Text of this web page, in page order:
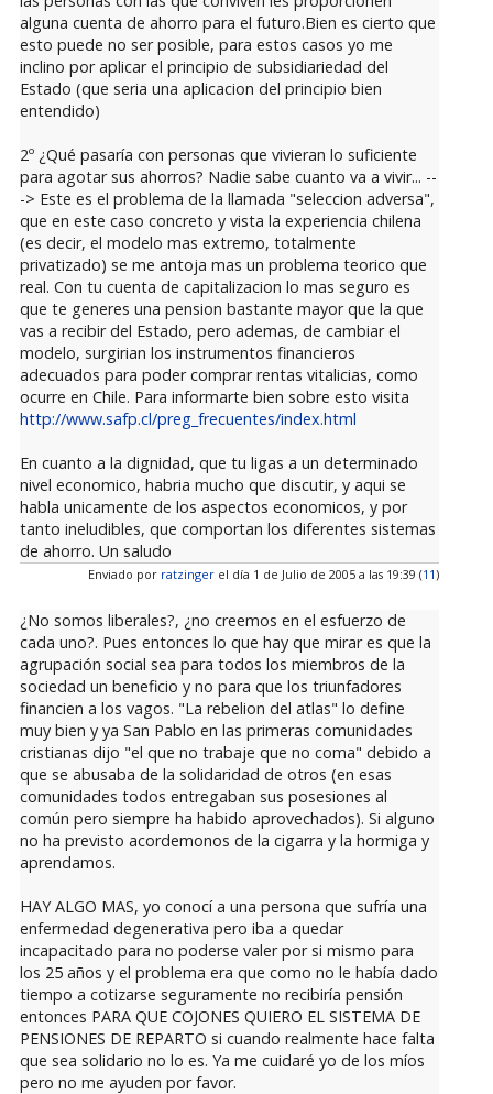
alguna cuenta de ahorro para el futuro.Bien es cierto que
esto puede no ser posible, para estos casos yo me
inclino por aplicar el principio de subsidiariedad del
Estado (que seria una aplicacion del principio bien
entendido)
2º ¿Qué pasaría con personas que vivieran lo suficiente
para agotar sus ahorros? Nadie sabe cuanto va a vivir... --
-> Este es el problema de la llamada "seleccion adversa",
que en este caso concreto y vista la experiencia chilena
(es decir, el modelo mas extremo, totalmente
privatizado) se me antoja mas un problema teorico que
real. Con tu cuenta de capitalizacion lo mas seguro es
que te generes una pension bastante mayor que la que
vas a recibir del Estado, pero ademas, de cambiar el
modelo, surgirian los instrumentos financieros
adecuados para poder comprar rentas vitalicias, como
ocurre en Chile. Para informarte bien sobre esto visita
http://www.safp.cl/preg_frecuentes/index.html
En cuanto a la dignidad, que tu ligas a un determinado
nivel economico, habria mucho que discutir, y aqui se
habla unicamente de los aspectos economicos, y por
tanto ineludibles, que comportan los diferentes sistemas
de ahorro. Un saludo
Enviado por ratzingerel día 1 de Julio de 2005 a las 19:39 (11)
¿No somos liberales?, ¿no creemos en el esfuerzo de
cada uno?. Pues entonces lo que hay que mirar es que la
agrupación social sea para todos los miembros de la
sociedad un beneficio y no para que los triunfadores
financien a los vagos. "La rebelion del atlas" lo define
muy bien y ya San Pablo en las primeras comunidades
cristianas dijo "el que no trabaje que no coma" debido a
que se abusaba de la solidaridad de otros (en esas
comunidades todos entregaban sus posesiones al
común pero siempre ha habido aprovechados). Si alguno
no ha previsto acordemonos de la cigarra y la hormiga y
aprendamos.
HAY ALGO MAS, yo conocí a una persona que sufría una
enfermedad degenerativa pero iba a quedar
incapacitado para no poderse valer por si mismo para
los 25 años y el problema era que como no le había dado
tiempo a cotizarse seguramente no recibiría pensión
entonces PARA QUE COJONES QUIERO EL SISTEMA DE
PENSIONES DE REPARTO si cuando realmente hace falta
que sea solidario no lo es. Ya me cuidaré yo de los míos
pero no me ayuden por favor.